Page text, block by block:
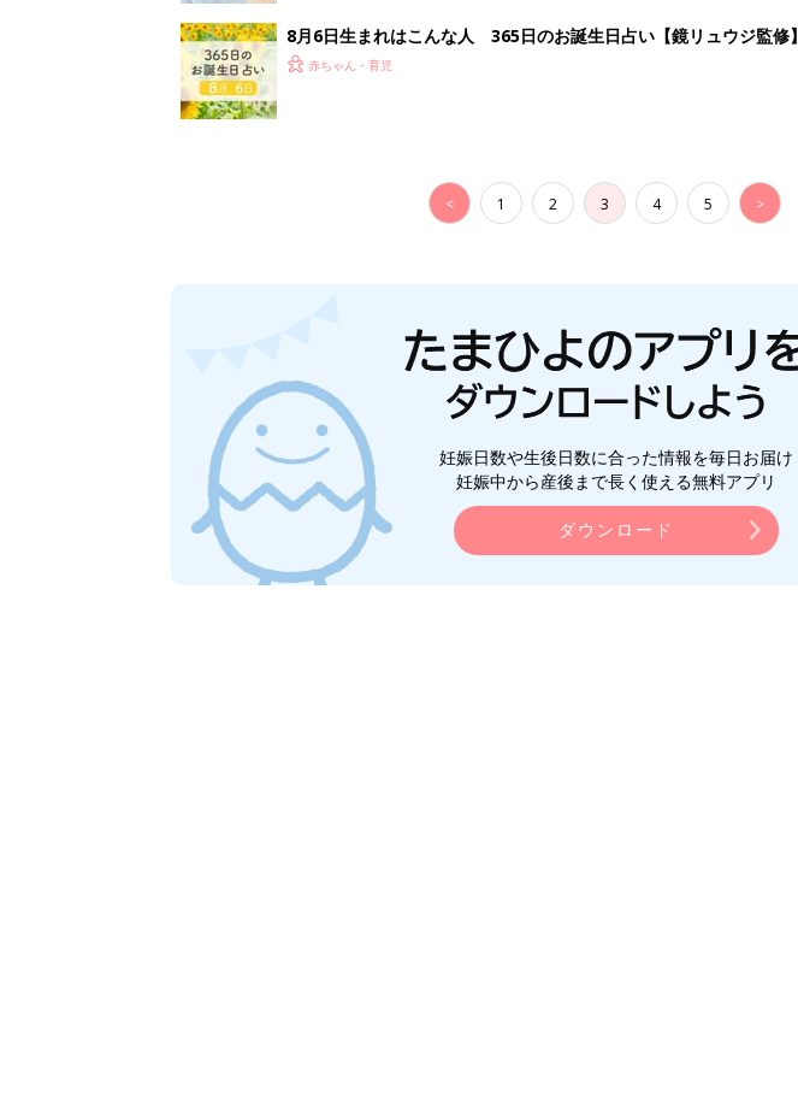
8月6日生まれはこんな人 365日のお誕生日占い【鏡リュウジ監修】
赤ちゃん・育児
< 1 2 3 4 5 >
妊娠日数や生後日数に合った情報を毎日お届け
妊娠中から産後まで長く使える無料アプリ
ダウンロード